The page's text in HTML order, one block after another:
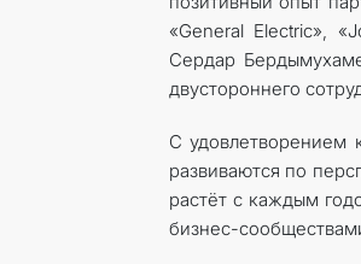
«General Electric»,
Сердар
двустороннего
С удовлетворением
развиваются по
растёт с каждым
бизнес-